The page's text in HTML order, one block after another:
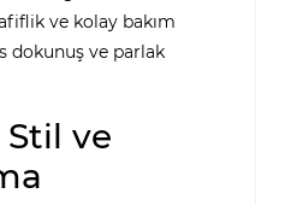
ve kolay bakım
dokunuş ve parlak
ve